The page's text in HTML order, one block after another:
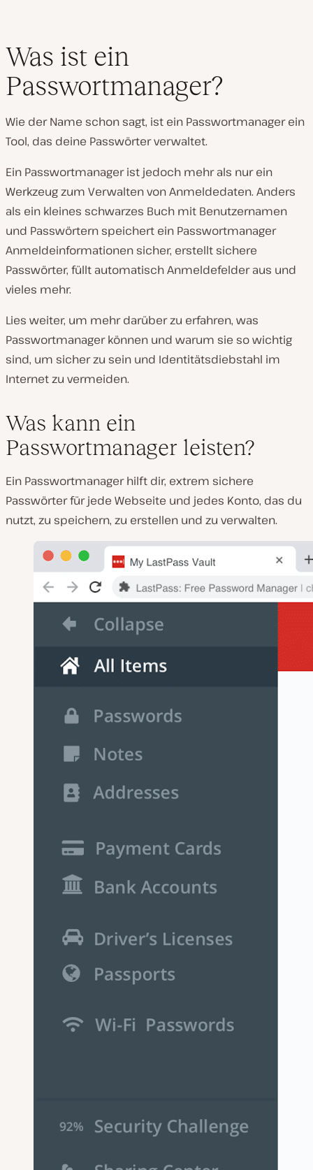
Was ist ein
Passwortmanager?
Wie der Name schon sagt, ist ein Passwortmanager ein
Tool, das deine Passwörter verwaltet.
Ein Passwortmanager ist jedoch mehr als nur ein
Werkzeug zum Verwalten von Anmeldedaten. Anders
als ein kleines schwarzes Buch mit Benutzernamen
und Passwörtern speichert ein Passwortmanager
Anmeldeinformationen sicher, erstellt sichere
Passwörter, füllt automatisch Anmeldefelder aus und
vieles mehr.
Lies weiter, um mehr darüber zu erfahren, was
Passwortmanager können und warum sie so wichtig
sind, um sicher zu sein und Identitätsdiebstahl im
Internet zu vermeiden.
Was kann ein
Passwortmanager leisten?
Ein Passwortmanager hilft dir, extrem sichere
Passwörter für jede Webseite und jedes Konto, das du
nutzt, zu speichern, zu erstellen und zu verwalten.